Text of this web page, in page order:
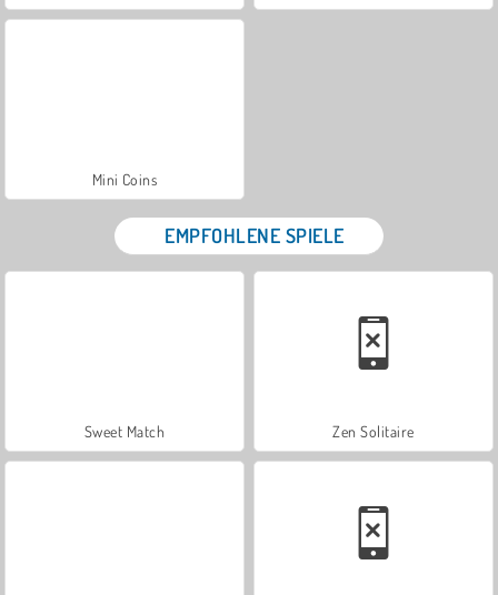
Mini Coins
EMPFOHLENE SPIELE
Sweet Match Zen Solitaire